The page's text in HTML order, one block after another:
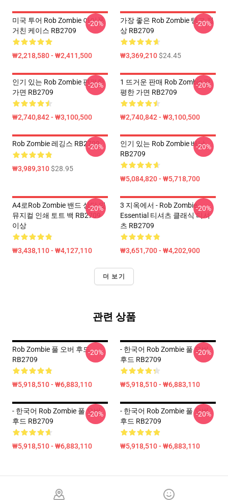
미국 투어 Rob Zombie 아이폰
거친 케이스 RB2709
₩2,218,580 - ₩2,411,500
-20%
가장 좋은 Rob Zombie 탱크 정
상 RB2709
₩3,369,210$24.45
-20%
인기 있는 Rob Zombie 편평한
가면 RB2709
₩2,740,842 - ₩3,100,500
-20%
1 뜨거운 판매 Rob Zombie 편
평한 가면 RB2709
₩2,740,842 - ₩3,100,500
-20%
Rob Zombie 레깅스 RB2709
₩3,989,310$28.95
-20%
인기 있는 Rob Zombie 배낭
RB2709
₩5,084,820 - ₩5,718,700
-20%
A4로rob Zombie 밴드 상단 및
뮤지컬 인쇄 토트 백 RB2709
이상
₩3,438,110 - ₩4,127,110
-20%
3 지옥에서 - Rob Zombie
Essential 티셔츠 클래식 티셔
츠 RB2709
₩3,651,700 - ₩4,202,900
-20%
더 보기
관련 상품
Rob Zombie 풀 오버 후드
RB2709
₩5,918,510 - ₩6,883,110
-20%
- 한국어 Rob Zombie 풀 오버
후드 RB2709
₩5,918,510 - ₩6,883,110
-20%
- 한국어 Rob Zombie 풀 오버
후드 RB2709
₩5,918,510 - ₩6,883,110
-20%
- 한국어 Rob Zombie 풀 오버
후드 RB2709
₩5,918,510 - ₩6,883,110
-20%